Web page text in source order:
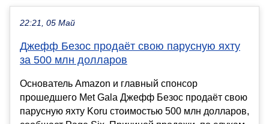
22:21, 05 Май
Джефф Безос продаёт свою парусную яхту
за 500 млн долларов
Основатель Amazon и главный спонсор
прошедшего Met Gala Джефф Безос продаёт свою
парусную яхту Koru стоимостью 500 млн долларов,